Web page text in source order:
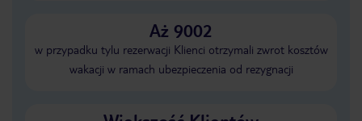
Aż 9002
w przypadku tylu rezerwacji Klienci otrzymali zwrot kosztów
wakacji w ramach ubezpieczenia od rezygnacji